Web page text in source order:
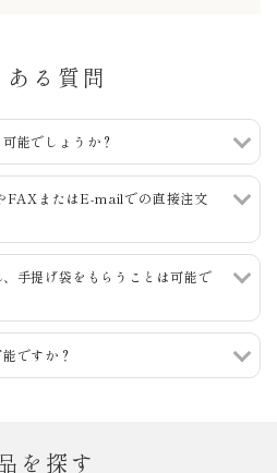
ある質問
能でしょうか？
FAXまたはE-mailでの直接注文
手提げ袋をもらうことは可能で
ですか？
を探す